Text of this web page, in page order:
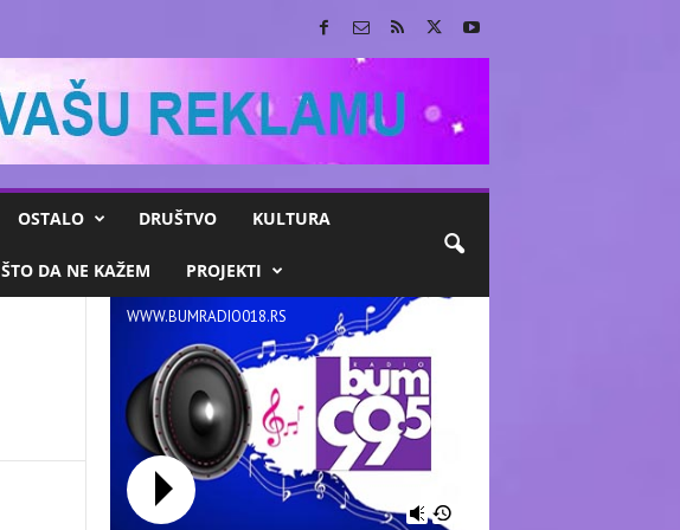
OSTALO DRUŠTVO KULTURA
ŠTO DA NE KAŽEM PROJEKTI
WWW.BUMRADIO018.RS